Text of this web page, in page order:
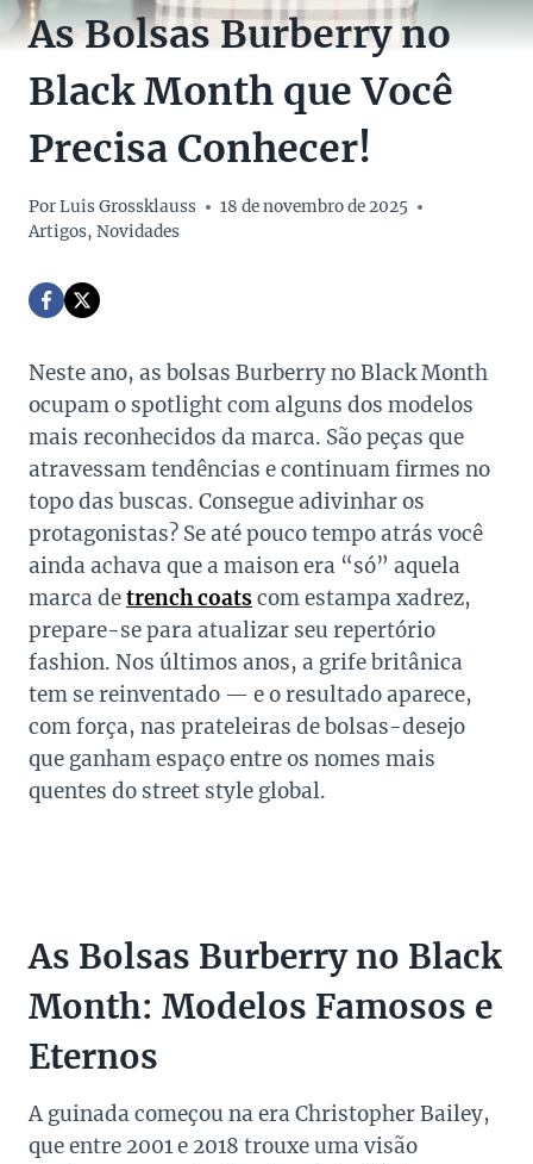
As Bolsas Burberry no
Black Month que Você
Precisa Conhecer!
PorLuis Grossklauss
18 de novembro de 2025
Artigos, Novidades
Neste ano, as bolsas Burberry no Black Month
ocupam o spotlight com alguns dos modelos
mais reconhecidos da marca. São peças que
atravessam tendências e continuam firmes no
topo das buscas. Consegue adivinhar os
protagonistas? Se até pouco tempo atrás você
ainda achava que a maison era “só” aquela
marca detrench coatscom estampa xadrez,
prepare-se para atualizar seu repertório
fashion. Nos últimos anos, a grife britânica
tem se reinventado — e o resultado aparece,
com força, nas prateleiras de bolsas-desejo
que ganham espaço entre os nomes mais
quentes do street style global.
As Bolsas Burberry no Black
Month: Modelos Famosos e
Eternos
A guinada começou na era Christopher Bailey,
que entre 2001 e 2018 trouxe uma visão